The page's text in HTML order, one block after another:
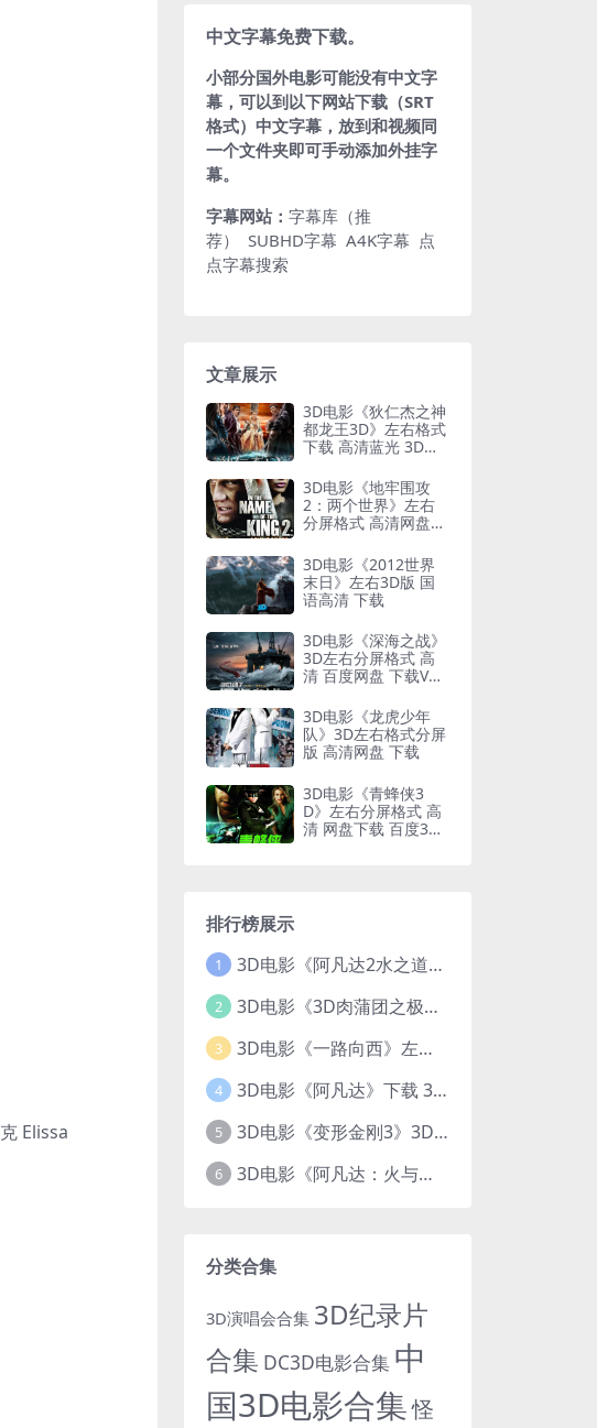
Elissa
中文字幕免费下载。
小部分国外电影可能没有中文字
幕，可以到以下网站下载（SRT
格式）中文字幕，放到和视频同
一个文件夹即可手动添加外挂字
幕。
字幕网站： 字幕库（推
荐）
SUBHD字幕 A4K字幕 点
点字幕搜索
文章展示
3D电影《狄仁杰之神
都龙王3D》左右格式
下载 高清蓝光 3D版
3D电影《地牢围攻
2：两个世界》左右
分屏格式 高清网盘
3D电影《2012世界
末日》左右3D版 国
语高清 下载
3D电影《深海之战》
3D左右分屏格式 高
清 百度网盘 下载VR
3D电影《龙虎少年
队》3D左右格式分屏
版 高清网盘 下载
3D电影《青蜂侠3
D》左右分屏格式 高
清 网盘下载 百度3DV
排行榜展示
1 3D电影《阿凡达2水之道》3D左右格式 高清蓝光原盘 网盘下载 中文配音 4K3DVR电影
2 3D电影《3D肉蒲团之极乐宝鉴》下载 全球首部3D限制级电影 网盘下载
3 3D电影《一路向西》左右格式 3D版 高清 网盘 下载
4 3D电影《阿凡达》下载 3D左右格式 加长版 网盘下载
5 3D电影《变形金刚3》3D左右格式 高清蓝光 百度网盘+迅雷 下载 出屏国配字幕.国英双语
6 3D电影《阿凡达：火与烬》3D 4K Avatar：Fire and Ash 3D 左右格式 高清4K 电影 下载
分类合集
3D演唱会合集 3D纪录片
合集 DC3D电影合集 中
国3D电影合集怪